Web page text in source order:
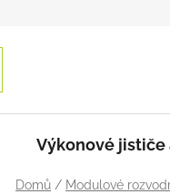
Výkonové jističe
Domů / Modulové